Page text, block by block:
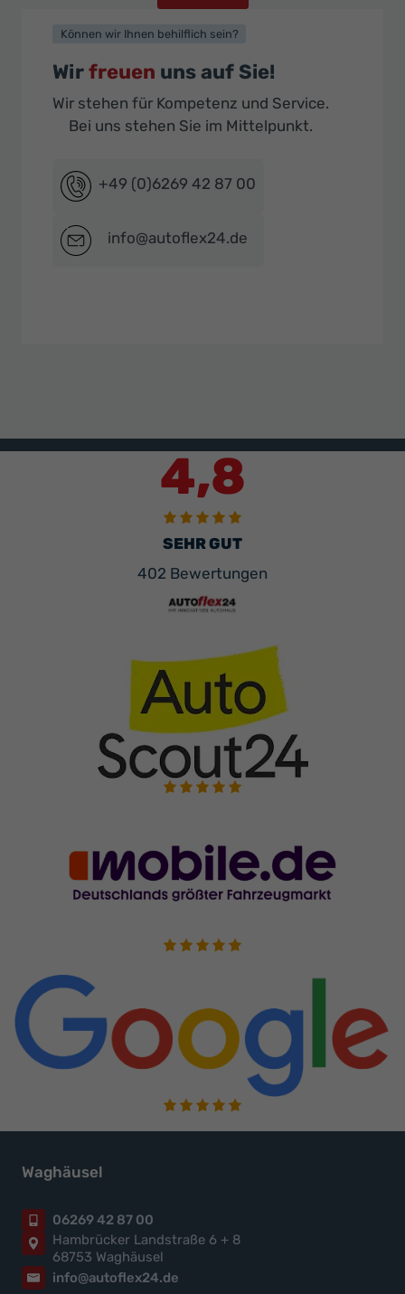
Können wir Ihnen behilflich sein?
Wirfreuen uns auf Sie!
Wir stehen für Kompetenz und Service.
Bei uns stehen Sie im Mittelpunkt.
+49 (0)6269 42 87 00
info@autoflex24.de
4,8
SEHR GUT
402 Bewertungen
Waghäusel
06269 42 87 00
Hambrücker Landstraße 6 + 8
68753 Waghäusel
info@autoflex24.de